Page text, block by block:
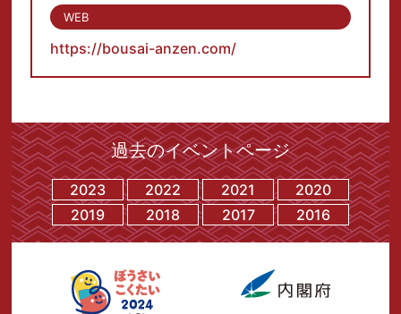
WEB
https://bousai-anzen.com/
過去のイベントページ
2023 2022 2021
2020
2019
2018 2017 2016